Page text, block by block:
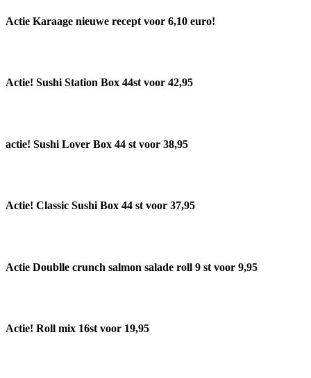
Actie Karaage nieuwe recept voor 6,10 euro!
Actie! Sushi Station Box 44st voor 42,95
actie! Sushi Lover Box 44 st voor 38,95
Actie! Classic Sushi Box 44 st voor 37,95
Actie Doublle crunch salmon salade roll 9 st voor 9,95
Actie! Roll mix 16st voor 19,95